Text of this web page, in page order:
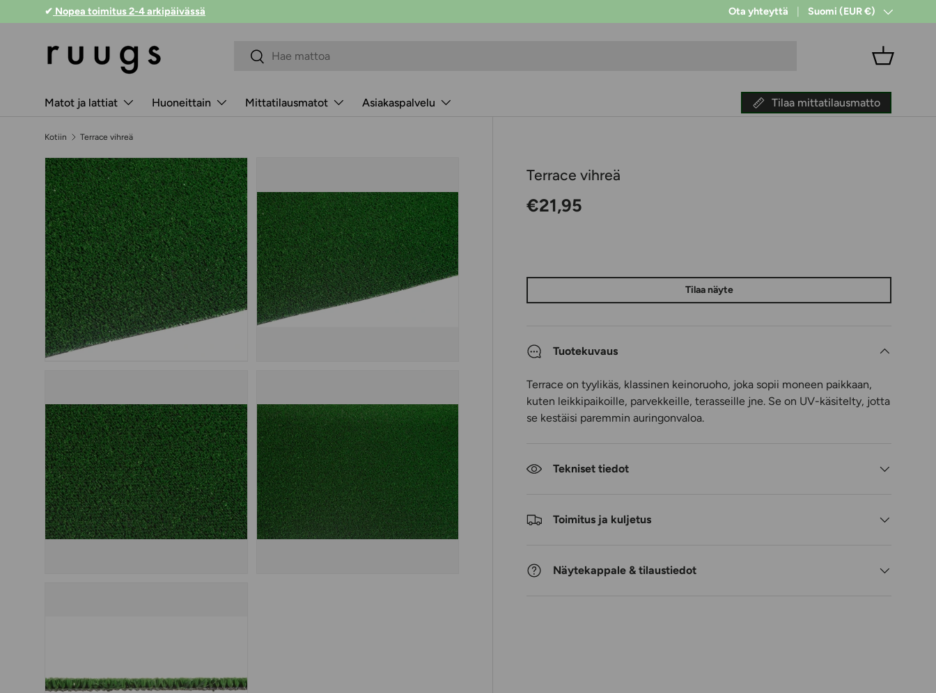
Siirry sisältöön
✔ Toimitus alkaen 9 € Ota yhteyttä Maa/alue
Suomi (EUR €)
Hakukenttä
Lähetä
Kori
Matot ja lattiat Huoneittain Mittatilausmatot Asiakaspalvelu Tilaa mittatilausmatto
Kotiin Terrace vihreä
Siirry tuotetietoihin Terrace vihreä
Normaalihinta
€21,95
Tilaa näyte
Tuotekuvaus
Terrace on tyylikäs, klassinen keinoruoho, joka sopii moneen paikkaan,
kuten leikkipaikoille, parvekkeille, terasseille jne. Se on UV-käsitelty, jotta
se kestäisi paremmin auringonvaloa.
Tekniset tiedot
Toimitus ja kuljetus
Näytekappale & tilaustiedot